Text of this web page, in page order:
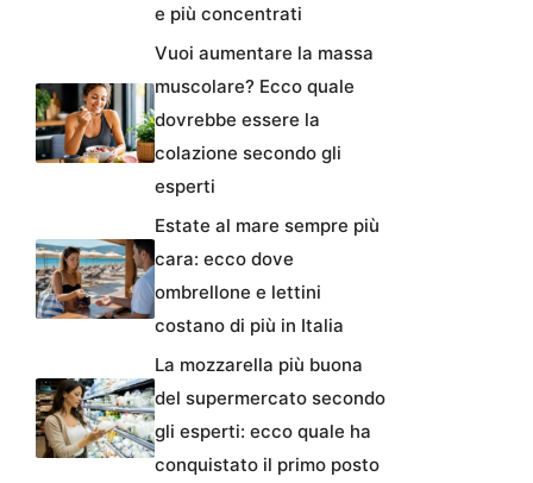
e più concentrati
Vuoi aumentare la massa
muscolare? Ecco quale
dovrebbe essere la
colazione secondo gli
esperti
Estate al mare sempre più
cara: ecco dove
ombrellone e lettini
costano di più in Italia
La mozzarella più buona
del supermercato secondo
gli esperti: ecco quale ha
conquistato il primo posto